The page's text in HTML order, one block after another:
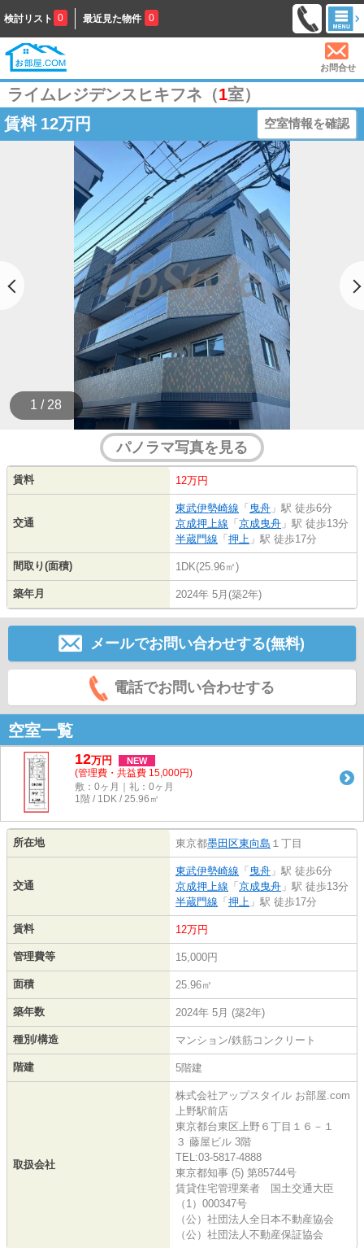
検討リスト 0 最近見た物件 0
お問合せ
ライムレジデンスヒキフネ（1室）
賃料 12万円 空室情報を確認
1 / 28
パノラマ写真を見る
賃料 12万円
交通
東武伊勢崎線 「 曳舟 」駅 徒歩6分
京成押上線 「 京成曳舟 」駅 徒歩13分
半蔵門線 「 押上 」駅 徒歩17分
間取り(面積) 1DK(25.96㎡)
築年月 2024年 5月(築2年)
メールでお問い合わせする(無料)
電話でお問い合わせする
空室一覧
12万円 NEW
(管理費・共益費 15,000円)
敷：0ヶ月｜礼：0ヶ月
1階 / 1DK / 25.96㎡
所在地 東京都墨田区東向島 １丁目
交通
東武伊勢崎線 「 曳舟 」駅 徒歩6分
京成押上線 「 京成曳舟 」駅 徒歩13分
半蔵門線 「 押上 」駅 徒歩17分
賃料 12万円
管理費等 15,000円
面積 25.96㎡
築年数 2024年 5月 (築2年)
種別/構造 マンション/鉄筋コンクリート
階建 5階建
取扱会社
株式会社アップスタイル お部屋.com
上野駅前店
東京都台東区上野６丁目１６－１
３ 藤屋ビル 3階
TEL:03-5817-4888
東京都知事 (5) 第85744号
賃貸住宅管理業者 国土交通大臣
（1）000347号
（公）社団法人全日本不動産協会
（公）社団法人不動産保証協会